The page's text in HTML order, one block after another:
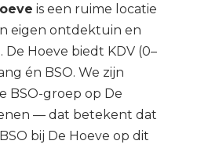
is een ruime locatie
eigen ontdektuin en
Hoeve biedt KDV (0–
én BSO. We zijn
BSO-groep op De
— dat betekent dat
bij De Hoeve op dit